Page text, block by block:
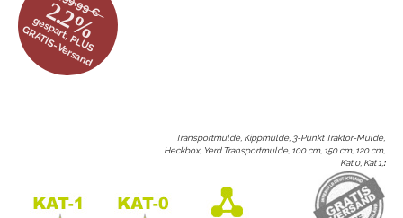
2.2%
gespart, PLUS
GRATIS-Versand
Transportmulde, Kippmulde, 3-Punkt Traktor-Mulde,
Heckbox, Yerd Transportmulde, 100 cm, 150 cm, 120 cm,
Kat 0, Kat 1, :